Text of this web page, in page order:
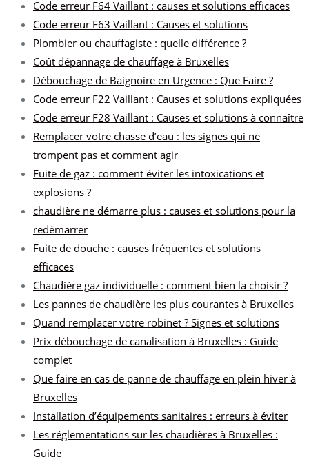
Code erreur F64 Vaillant : causes et solutions efficaces
Code erreur F63 Vaillant : Causes et solutions
Plombier ou chauffagiste : quelle différence ?
Coût dépannage de chauffage à Bruxelles
Débouchage de Baignoire en Urgence : Que Faire ?
Code erreur F22 Vaillant : Causes et solutions expliquées
Code erreur F28 Vaillant : Causes et solutions à connaître
Remplacer votre chasse d’eau : les signes qui ne
trompent pas et comment agir
Fuite de gaz : comment éviter les intoxications et
explosions ?
chaudière ne démarre plus : causes et solutions pour la
redémarrer
Fuite de douche : causes fréquentes et solutions
efficaces
Chaudière gaz individuelle : comment bien la choisir ?
Les pannes de chaudière les plus courantes à Bruxelles
Quand remplacer votre robinet ? Signes et solutions
Prix débouchage de canalisation à Bruxelles : Guide
complet
Que faire en cas de panne de chauffage en plein hiver à
Bruxelles
Installation d’équipements sanitaires : erreurs à éviter
Les réglementations sur les chaudières à Bruxelles :
Guide